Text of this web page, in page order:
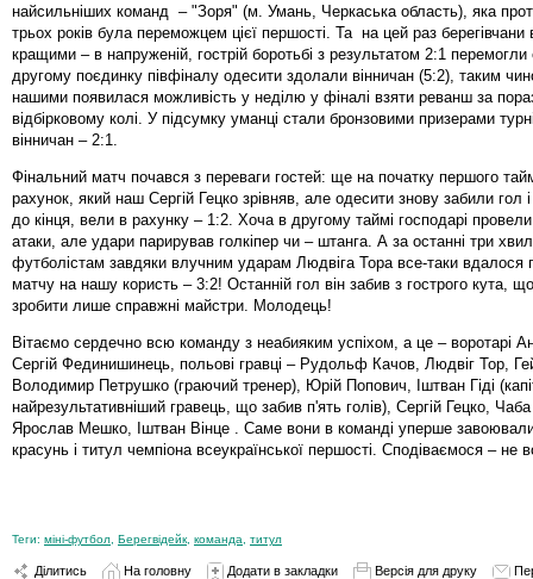
найсильніших команд – "Зоря" (м. Умань, Черкаська область), яка
трьох років була переможцем цієї першості. Та на цей раз берегівчани
кращими – в напруженій, гострій боротьбі з результатом 2:1 перемогли
другому поєдинку півфіналу одесити здолали вінничан (5:2), таким
нашими появилася можливість у неділю у фіналі взяти реванш за
відбірковому колі. У підсумку уманці стали бронзовими призерами
вінничан – 2:1.
Фінальний матч почався з переваги гостей: ще на початку першого
рахунок, який наш Сергій Гецко зрівняв, але одесити знову забили гол
до кінця, вели в рахунку – 1:2. Хоча в другому таймі господарі провели
атаки, але удари парирував голкіпер чи – штанга. А за останні три
футболістам завдяки влучним ударам Людвіга Тора все-таки вдалося
матчу на нашу користь – 3:2! Останній гол він забив з гострого кута,
зробити лише справжні майстри. Молодець!
Вітаємо сердечно всю команду з неабияким успіхом, а це – воротарі
Сергій Фединишинець, польові гравці – Рудольф Качов, Людвіг Тор,
Володимир Петрушко (граючий тренер), Юрій Попович, Іштван Гіді
найрезультативніший гравець, що забив п'ять голів), Сергій Гецко,
Ярослав Мешко, Іштван Вінце . Саме вони в команді уперше
красунь і титул чемпіона всеукраїнської першості. Сподіваємося – не
Теги: міні-футбол Берегвідейк команда титул
Ділитись На головну Додати в закладки Версія для друку